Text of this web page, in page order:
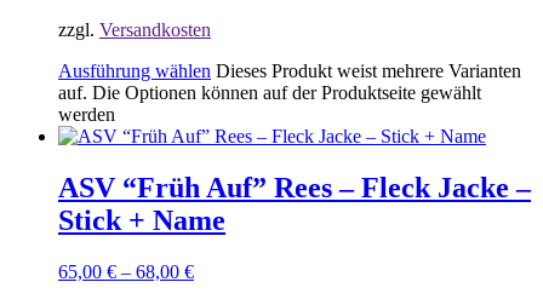
zzgl. Versandkosten
Ausführung wählen Dieses Produkt weist mehrere Varianten
auf. Die Optionen können auf der Produktseite gewählt
werden
ASV “Früh Auf” Rees – Fleck Jacke –
Stick + Name
65,00 € – 68,00 €